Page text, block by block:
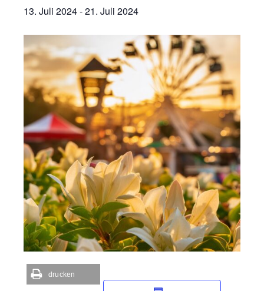
13. Juli 2024-21. Juli 2024
drucken